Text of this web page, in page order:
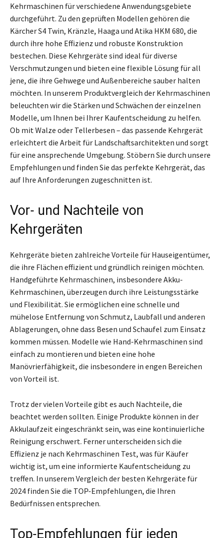
Kehrmaschinen für verschiedene Anwendungsgebiete
durchgeführt. Zu den geprüften Modellen gehören die
Kärcher S4 Twin, Kränzle, Haaga und Atika HKM 680, die
durch ihre hohe Effizienz und robuste Konstruktion
bestechen. Diese Kehrgeräte sind ideal für diverse
Verschmutzungen und bieten eine flexible Lösung für all
jene, die ihre Gehwege und Außenbereiche sauber halten
möchten. In unserem Produktvergleich der Kehrmaschinen
beleuchten wir die Stärken und Schwächen der einzelnen
Modelle, um Ihnen bei Ihrer Kaufentscheidung zu helfen.
Ob mit Walze oder Tellerbesen – das passende Kehrgerät
erleichtert die Arbeit für Landschaftsarchitekten und sorgt
für eine ansprechende Umgebung. Stöbern Sie durch unsere
Empfehlungen und finden Sie das perfekte Kehrgerät, das
auf Ihre Anforderungen zugeschnitten ist.
Vor- und Nachteile von
Kehrgeräten
Kehrgeräte bieten zahlreiche Vorteile für Hauseigentümer,
die ihre Flächen effizient und gründlich reinigen möchten.
Handgeführte Kehrmaschinen, insbesondere Akku-
Kehrmaschinen, überzeugen durch ihre Leistungsstärke
und Flexibilität. Sie ermöglichen eine schnelle und
mühelose Entfernung von Schmutz, Laubfall und anderen
Ablagerungen, ohne dass Besen und Schaufel zum Einsatz
kommen müssen. Modelle wie Hand-Kehrmaschinen sind
einfach zu montieren und bieten eine hohe
Manövrierfähigkeit, die insbesondere in engen Bereichen
von Vorteil ist.
Trotz der vielen Vorteile gibt es auch Nachteile, die
beachtet werden sollten. Einige Produkte können in der
Akkulaufzeit eingeschränkt sein, was eine kontinuierliche
Reinigung erschwert. Ferner unterscheiden sich die
Effizienz je nach Kehrmaschinen Test, was für Käufer
wichtig ist, um eine informierte Kaufentscheidung zu
treffen. In unserem Vergleich der besten Kehrgeräte für
2024 finden Sie die TOP-Empfehlungen, die Ihren
Bedürfnissen entsprechen.
Top-Empfehlungen für jeden